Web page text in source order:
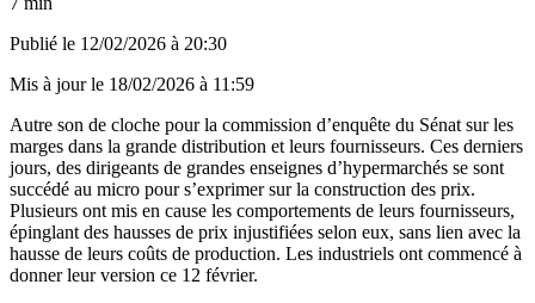
Publié le 12/02/2026 à 20:30
Mis à jour le 18/02/2026 à 11:59
Autre son de cloche pour la commission d’enquête du Sénat sur les
marges dans la grande distribution et leurs fournisseurs. Ces derniers
jours, des dirigeants de grandes enseignes d’hypermarchés se sont
succédé au micro pour s’exprimer sur la construction des prix.
Plusieurs ont mis en cause les comportements de leurs fournisseurs,
épinglant des hausses de prix injustifiées selon eux, sans lien avec la
hausse de leurs coûts de production. Les industriels ont commencé à
donner leur version ce 12 février.